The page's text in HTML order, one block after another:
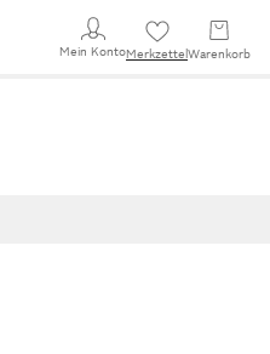
Mein KontoMerkzettel Warenkorb